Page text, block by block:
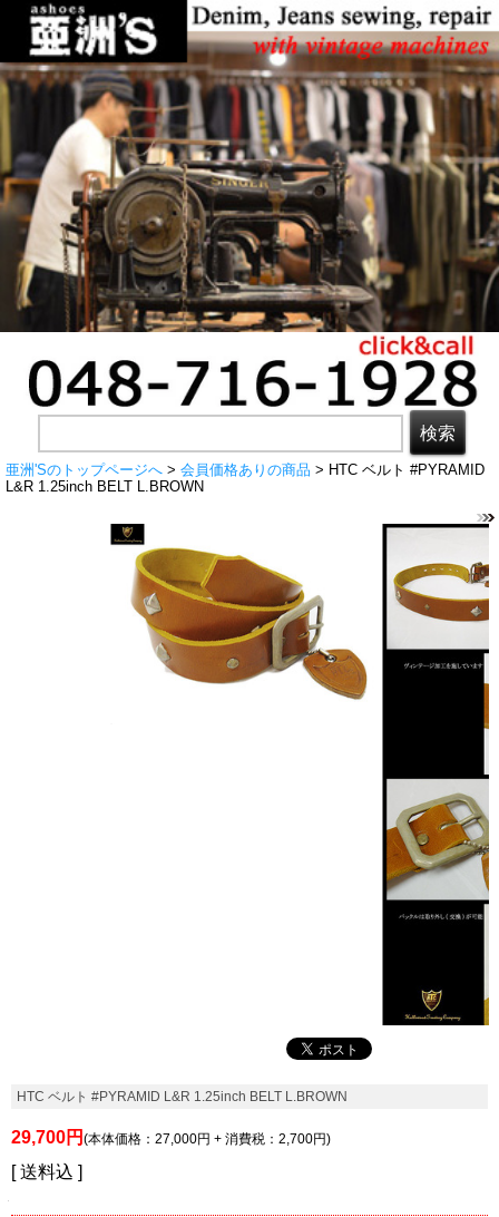
亜洲'Sのトップページへ > 会員価格ありの商品 > HTC ベルト #PYRAMID
L&R 1.25inch BELT L.BROWN
HTC ベルト #PYRAMID L&R 1.25inch BELT L.BROWN
29,700円 (本体価格：27,000円 + 消費税：2,700円)
[ 送料込 ]